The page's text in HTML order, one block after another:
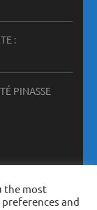
:
PINASSE
the most
and